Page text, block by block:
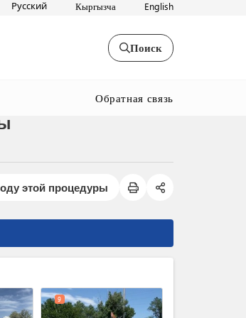
Русский Кыргызча English
Поиск
Обратная связь
этой процедуры
expand_less
9